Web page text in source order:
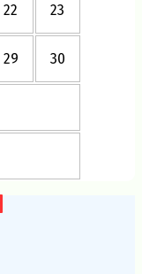
22 23
29 30